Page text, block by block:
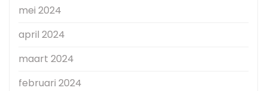
mei 2024
april 2024
maart 2024
februari 2024